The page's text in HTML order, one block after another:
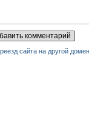
сайта на другой